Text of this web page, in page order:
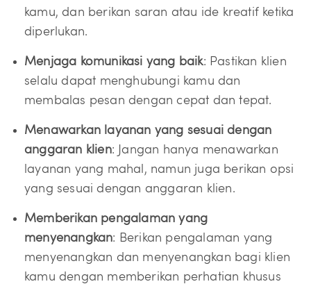
kamu, dan berikan saran atau ide kreatif ketika
diperlukan.
Menjaga komunikasi yang baik: Pastikan klien
selalu dapat menghubungi kamu dan
membalas pesan dengan cepat dan tepat.
Menawarkan layanan yang sesuai dengan
anggaran klien: Jangan hanya menawarkan
layanan yang mahal, namun juga berikan opsi
yang sesuai dengan anggaran klien.
Memberikan pengalaman yang
menyenangkan: Berikan pengalaman yang
menyenangkan dan menyenangkan bagi klien
kamu dengan memberikan perhatian khusus